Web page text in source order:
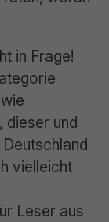
in Frage!
dieser und
vielleicht
Leser aus